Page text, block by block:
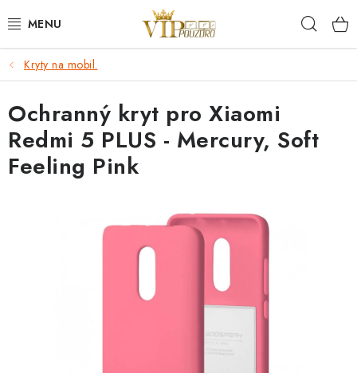
na
KRYTY NA MOBIL.
OCHRANA DISPLEJE - SKLO A FÓLIE
KABELY A NABÍJEČKY
DRŽÁKY A STOJÁNKY
Kryty na mobil.
Ochranný kryt pro Xiaomi
Redmi 5 PLUS - Mercury, Soft
Feeling Pink